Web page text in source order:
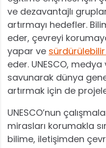
ve dezavantajlı
artırmayı hedefler.
eder, çevreyi
yapar ve sürdürülebilir
eder. UNESCO,
savunarak dünya
artırmak için de
UNESCO’nun
mirasları korumakla
bilime, iletişimden